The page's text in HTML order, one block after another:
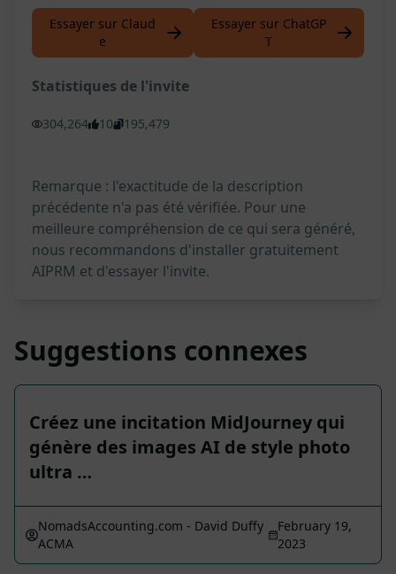
Essayer sur Claud
e
Essayer sur ChatGP
T
Statistiques de l'invite
304,264 10 195,479
Remarque : l'exactitude de la description
précédente n'a pas été vérifiée. Pour une
meilleure compréhension de ce qui sera généré,
nous recommandons d'installer gratuitement
AIPRM et d'essayer l'invite.
Suggestions connexes
Créez une incitation MidJourney qui
génère des images AI de style photo
ultra …
NomadsAccounting.com - David Duffy
ACMA
February 19,
2023